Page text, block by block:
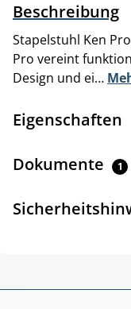
Beschreibung
Stapelstuhl Ken
Pro vereint
Design und ei…
Eigenschaften
Dokumente 1